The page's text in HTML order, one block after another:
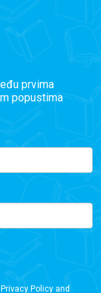
prvima
popustima
Privacy Policyand